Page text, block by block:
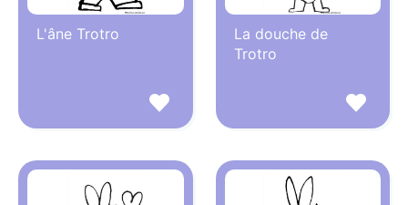
L'âne Trotro
La douche de
Trotro